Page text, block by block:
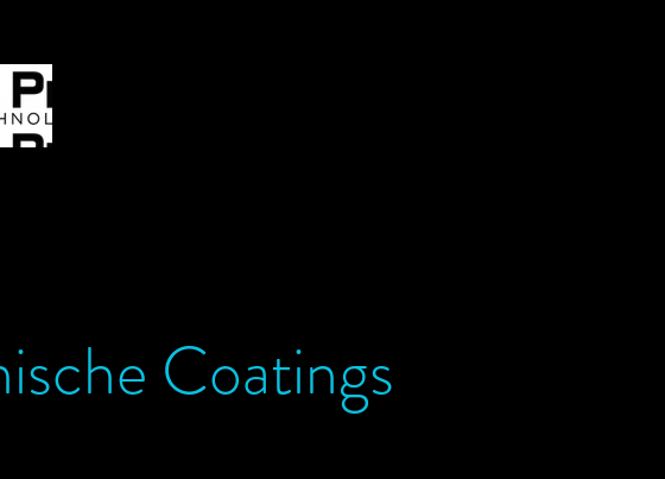
Coatings